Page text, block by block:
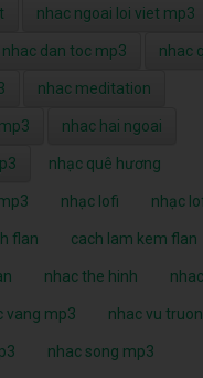
nhac ngoai loi viet mp3
nhac dan toc mp3 nhac
nhac meditation
nhac hai ngoai
nhạc quê hương
nhạc lofi nhạc
flan cach lam kem flan
nhac the hinh
vang mp3 nhac vu
nhac song mp3